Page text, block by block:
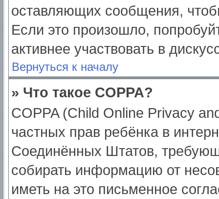
оставляющих сообщения,
Если это произошло,
активнее участвовать в
Вернуться к началу
» Что такое COPPA?
COPPA (Child Online Privacy
частных прав ребёнка в
Соединённых Штатов,
собирать информацию от
иметь на это письменное